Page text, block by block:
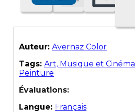
Auteur: Avernaz Color
Tags: Art, Musique et Cinéma
Peinture
Évaluations:
Langue: Français